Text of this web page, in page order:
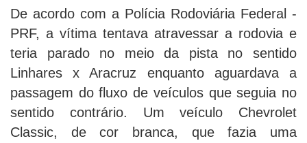
De acordo com a Polícia Rodoviária Federal -
PRF, a vítima tentava atravessar a rodovia e
teria parado no meio da pista no sentido
Linhares x Aracruz enquanto aguardava a
passagem do fluxo de veículos que seguia no
sentido contrário. Um veículo Chevrolet
Classic, de cor branca, que fazia uma